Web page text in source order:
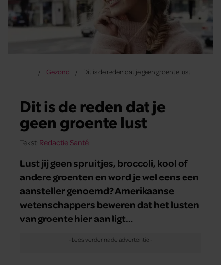
Gezond Dit is de reden dat je geen groente lust
Dit is de reden dat je
geen groente lust
Tekst: Redactie Santé
Lust jij geen spruitjes, broccoli, kool of
andere groenten en word je wel eens een
aansteller genoemd? Amerikaanse
wetenschappers beweren dat het lusten
van groente hier aan ligt…